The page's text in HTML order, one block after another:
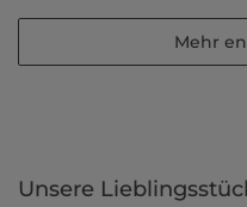
Mehr
Unsere